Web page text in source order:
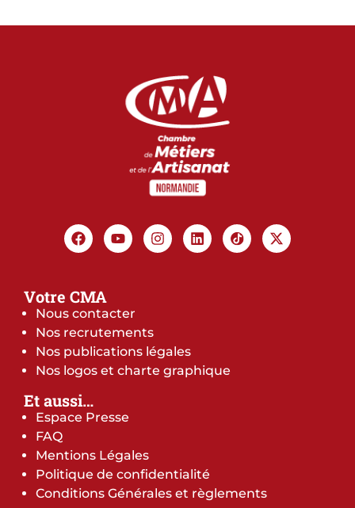
Votre CMA
Nous contacter
Nos recrutements
Nos publications légales
Nos logos et charte graphique
Et aussi…
Espace Presse
FAQ
Mentions Légales
Politique de confidentialité
Conditions Générales et règlements